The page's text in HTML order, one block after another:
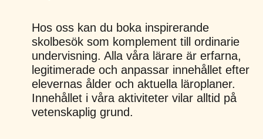
Hos oss kan du boka inspirerande
skolbesök som komplement till ordinarie
undervisning. Alla våra lärare är erfarna,
legitimerade och anpassar innehållet efter
elevernas ålder och aktuella läroplaner.
Innehållet i våra aktiviteter vilar alltid på
vetenskaplig grund.